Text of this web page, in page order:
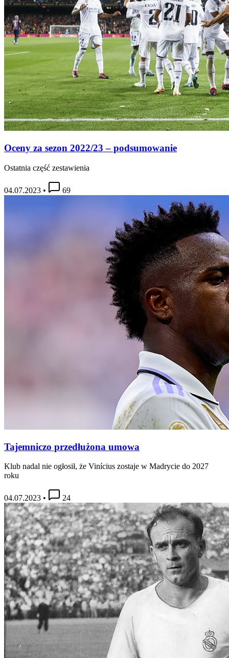
Oceny za sezon 2022/23 – podsumowanie
Ostatnia część zestawienia
04.07.2023 • 69
Tajemniczo przedłużona umowa
Klub nadal nie ogłosił, że Vinícius zostaje w Madrycie do 2027
roku
04.07.2023 • 24